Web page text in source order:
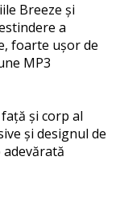
Breeze şi
a
foarte uşor de
MP3
şi corp al
şi designul de